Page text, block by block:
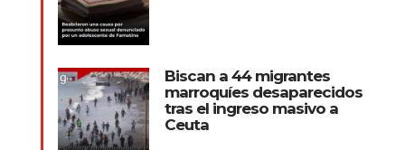
Biscan a 44 migrantes
marroquíes desaparecidos
tras el ingreso masivo a
Ceuta